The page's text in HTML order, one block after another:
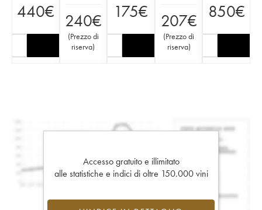
440€ 240€
(Prezzo di
riserva)
175€ 207€
(Prezzo di
riserva)
850€
Accesso gratuito e illimitato
alle statistiche e indici di oltre 150.000 vini